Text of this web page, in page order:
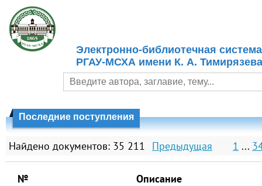
Электронно-библиотечная система
РГАУ-МСХА имени К. А. Тимирязева
Последние поступления
Найдено документов: 35 211 Предыдущая 1 ...
№
Описание